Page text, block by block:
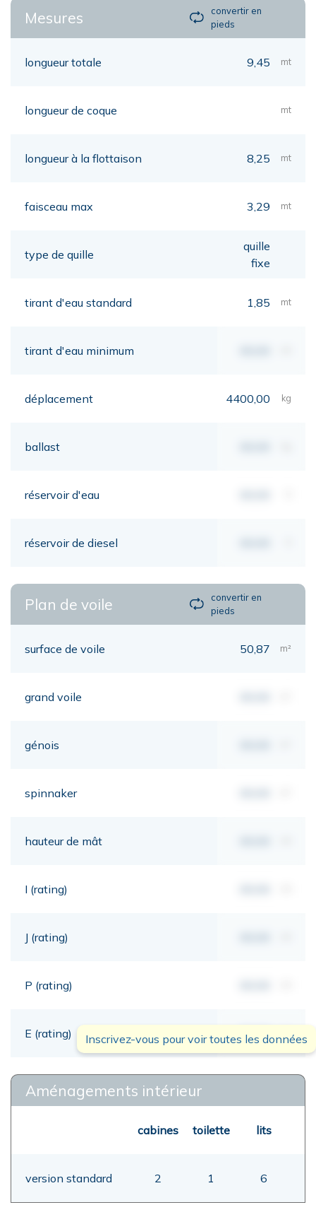
Mesures
convertir en
pieds
longueur totale 9,45 mt
longueur de coque mt
longueur à la flottaison 8,25 mt
faisceau max 3,29 mt
type de quille
quille
fixe
tirant d'eau standard 1,85 mt
tirant d'eau minimum
déplacement 4400,00 kg
ballast
réservoir d'eau
réservoir de diesel
Plan de voile
convertir en
pieds
surface de voile 50,87 m²
grand voile
génois
spinnaker
hauteur de mât
I (rating)
J (rating)
P (rating)
E (rating) 00,00
Inscrivez-vous pour voir toutes les données
Aménagements intérieur
cabines toilette lits
version standard 2 1 6